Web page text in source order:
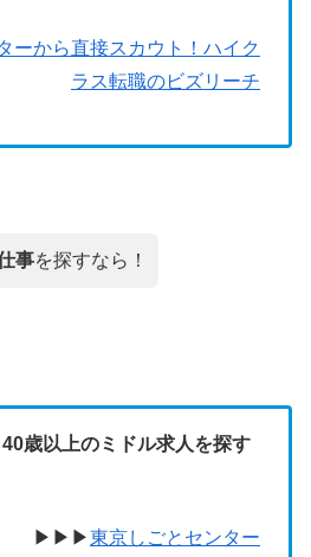
ーから直接スカウト！ハイク
ラス転職のビズリーチ
事を探すなら！
歳以上のミドル求人を探す
▶︎▶︎▶︎東京しごとセンター